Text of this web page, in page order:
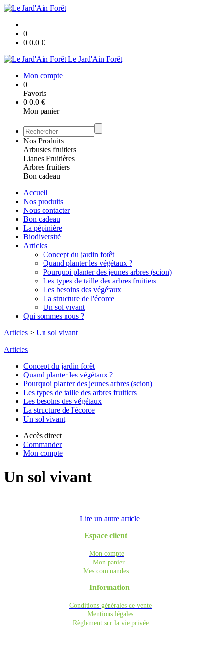
0
0 0.0 €
Le Jard'Ain Forêt
Mon compte
0
Favoris
0 0.0 €
Mon panier
Nos Produits
Arbustes fruitiers
Lianes Fruitières
Arbres fruitiers
Bon cadeau
Accueil
Nos produits
Nous contacter
Bon cadeau
La pépinière
Biodiversité
Articles
Concept du jardin forêt
Quand planter les végétaux ?
Pourquoi planter des jeunes arbres (scion)
Les types de taille des arbres fruitiers
Les besoins des végétaux
La structure de l'écorce
Un sol vivant
Qui sommes nous ?
Articles > Un sol vivant
Articles
Concept du jardin forêt
Quand planter les végétaux ?
Pourquoi planter des jeunes arbres (scion)
Les types de taille des arbres fruitiers
Les besoins des végétaux
La structure de l'écorce
Un sol vivant
Accès direct
Commander
Mon compte
Un sol vivant
Lire un autre article
Espace client
Mon compte
Mon panier
Mes commandes
Information
Conditions générales de vente
Mentions légales
Règlement sur la vie privée